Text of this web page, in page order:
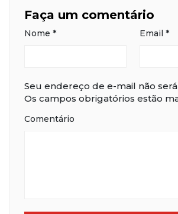
Faça um comentário
Nome * Email *
Seu endereço de e-mail não
Os campos obrigatórios estão
Comentário